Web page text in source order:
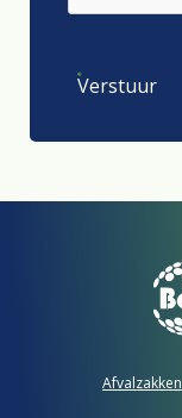
Verstuur
Afvalzakken